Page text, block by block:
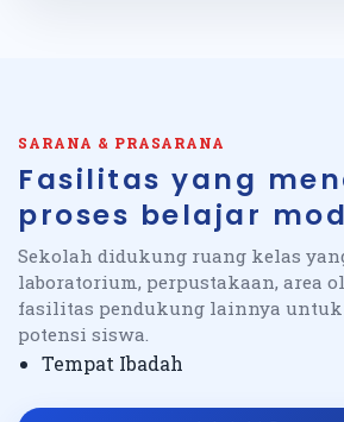
SARANA & PRASARANA
Fasilitas yang
proses belajar
Sekolah didukung ruang kelas
laboratorium, perpustakaan, area
fasilitas pendukung lainnya
potensi siswa.
Tempat Ibadah